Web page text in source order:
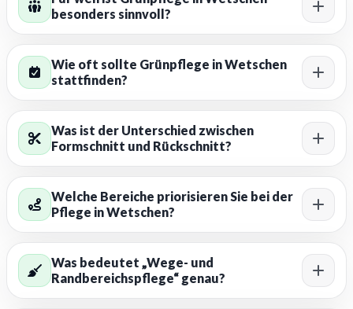
besonders sinnvoll?
Wie oft sollte Grünpflege in Wetschen
stattfinden?
Was ist der Unterschied zwischen
Formschnitt und Rückschnitt?
Welche Bereiche priorisieren Sie bei der
Pflege in Wetschen?
Was bedeutet „Wege- und
Randbereichspflege“ genau?